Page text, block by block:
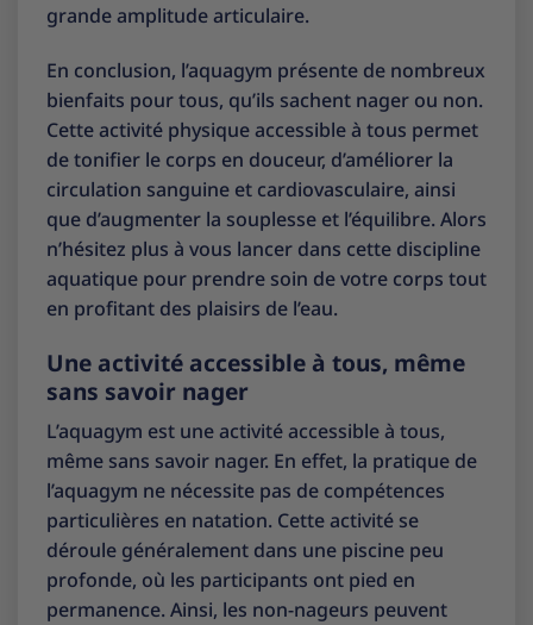
grande amplitude articulaire.
En conclusion, l’aquagym présente de nombreux
bienfaits pour tous, qu’ils sachent nager ou non.
Cette activité physique accessible à tous permet
de tonifier le corps en douceur, d’améliorer la
circulation sanguine et cardiovasculaire, ainsi
que d’augmenter la souplesse et l’équilibre. Alors
n’hésitez plus à vous lancer dans cette discipline
aquatique pour prendre soin de votre corps tout
en profitant des plaisirs de l’eau.
Une activité accessible à tous, même
sans savoir nager
L’aquagym est une activité accessible à tous,
même sans savoir nager. En effet, la pratique de
l’aquagym ne nécessite pas de compétences
particulières en natation. Cette activité se
déroule généralement dans une piscine peu
profonde, où les participants ont pied en
permanence. Ainsi, les non-nageurs peuvent